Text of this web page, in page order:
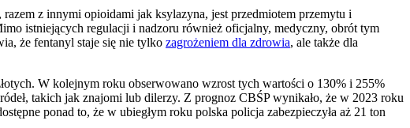
z innymi opioidami jak ksylazyna, jest przedmiotem przemytu i
istniejących regulacji i nadzoru również oficjalny, medyczny, obrót tym
że fentanyl staje się nie tylko zagrożeniem dla zdrowia, ale także dla
W kolejnym roku obserwowano wzrost tych wartości o 130% i 255%
takich jak znajomi lub dilerzy. Z prognoz CBŚP wynikało, że w 2023 roku
ponad to, że w ubiegłym roku polska policja zabezpieczyła aż 21 ton